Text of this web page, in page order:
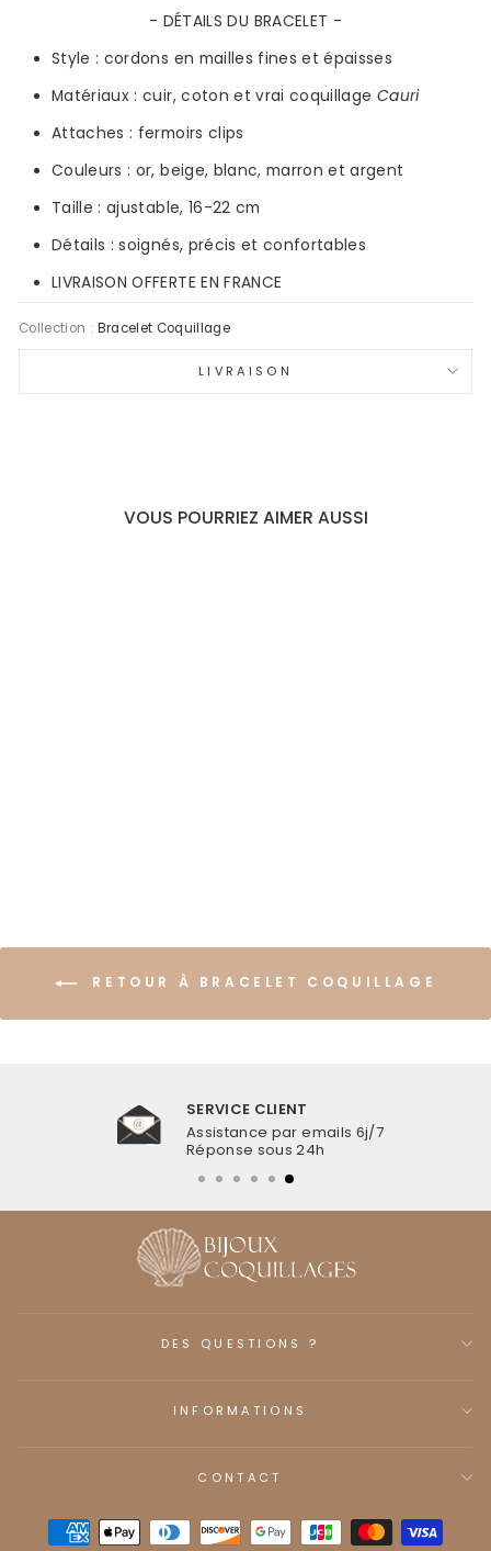
- DÉTAILS DU BRACELET -
Style : cordons en mailles fines et épaisses
Matériaux : cuir, coton et vrai coquillage Cauri
Attaches : fermoirs clips
Couleurs : or, beige, blanc, marron et argent
Taille : ajustable, 16-22 cm
Détails : soignés, précis et confortables
LIVRAISON OFFERTE EN FRANCE
Collection : Bracelet Coquillage
LIVRAISON
VOUS POURRIEZ AIMER AUSSI
RETOUR À BRACELET COQUILLAGE
SERVICE CLIENT
Assistance par emails 6j/7
Réponse sous 24h
DES QUESTIONS ?
INFORMATIONS
CONTACT